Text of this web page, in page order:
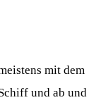
mit dem
und ab und